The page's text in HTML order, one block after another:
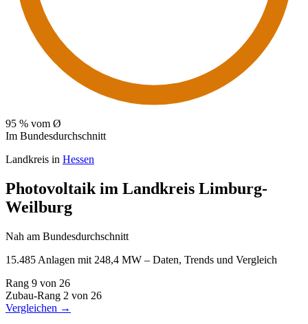
95 % vom Ø
Im Bundesdurchschnitt
Landkreis in Hessen
Photovoltaik im Landkreis Limburg-
Weilburg
Nah am Bundesdurchschnitt
15.485 Anlagen mit 248,4 MW – Daten, Trends und Vergleich
Rang 9 von 26
Zubau-Rang 2 von 26
Vergleichen →